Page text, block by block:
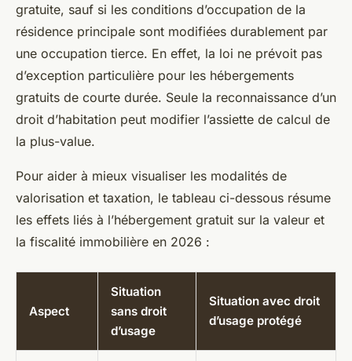
gratuite, sauf si les conditions d’occupation de la
résidence principale sont modifiées durablement par
une occupation tierce. En effet, la loi ne prévoit pas
d’exception particulière pour les hébergements
gratuits de courte durée. Seule la reconnaissance d’un
droit d’habitation peut modifier l’assiette de calcul de
la plus-value.
Pour aider à mieux visualiser les modalités de
valorisation et taxation, le tableau ci-dessous résume
les effets liés à l’hébergement gratuit sur la valeur et
la fiscalité immobilière en 2026 :
Aspect
Situation
sans droit
d’usage
Situation avec droit
d’usage protégé